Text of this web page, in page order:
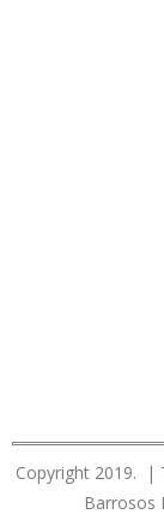
Copyright 2019. |
Barrosos